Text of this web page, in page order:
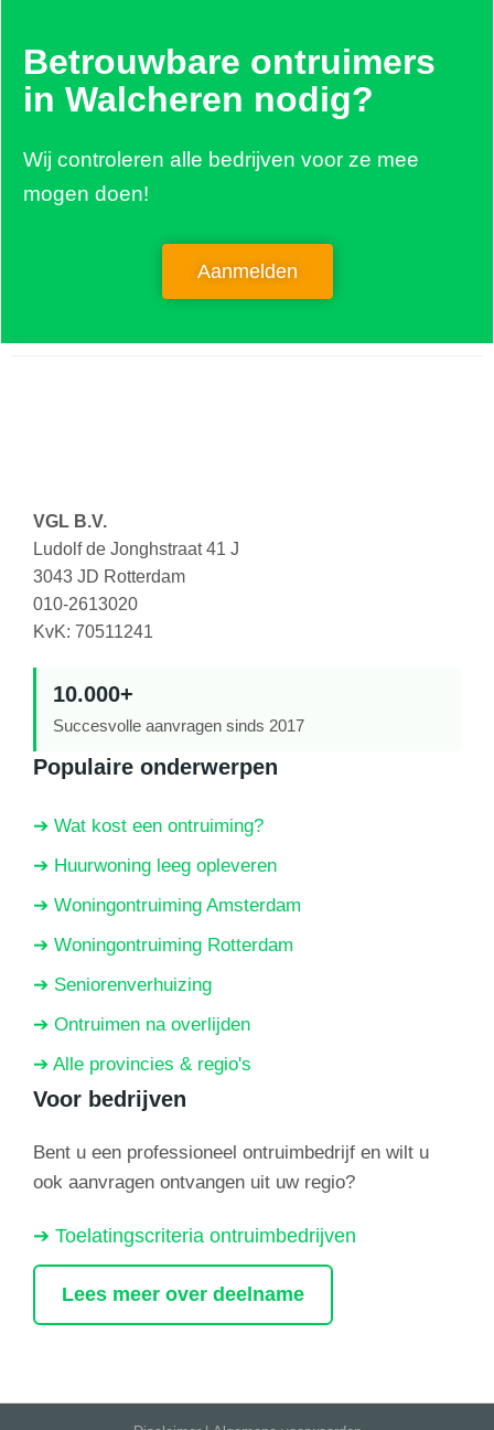
Betrouwbare ontruimers
in Walcheren nodig?
Wij controleren alle bedrijven voor ze mee
mogen doen!
Aanmelden
VGL B.V.
Ludolf de Jonghstraat 41 J
3043 JD Rotterdam
010-2613020
KvK: 70511241
10.000+
Succesvolle aanvragen sinds 2017
Populaire onderwerpen
➔ Wat kost een ontruiming?
➔ Huurwoning leeg opleveren
➔ Woningontruiming Amsterdam
➔ Woningontruiming Rotterdam
➔ Seniorenverhuizing
➔ Ontruimen na overlijden
➔ Alle provincies & regio's
Voor bedrijven
Bent u een professioneel ontruimbedrijf en wilt u
ook aanvragen ontvangen uit uw regio?
➔ Toelatingscriteria ontruimbedrijven
Lees meer over deelname